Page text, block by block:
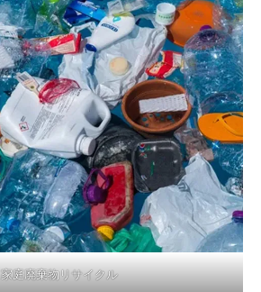
家庭廃棄物リサイクル